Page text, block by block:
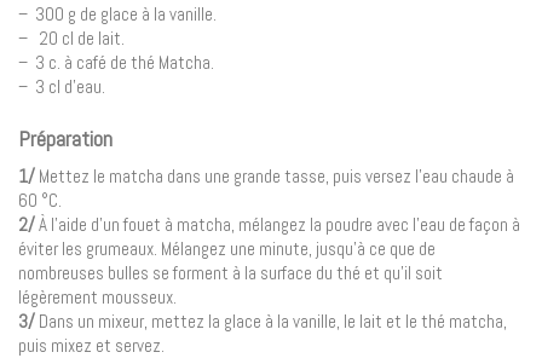
– 300 g de glace à la vanille.
– 20 cl de lait.
– 3 c. à café de thé Matcha.
– 3 cl d’eau.
Préparation
1/ Mettez le matcha dans une grande tasse, puis versez l’eau chaude à
60 °C.
2/À l’aide d’un fouet à matcha, mélangez la poudre avec l’eau de façon à
éviter les grumeaux. Mélangez une minute, jusqu’à ce que de
nombreuses bulles se forment à la surface du thé et qu’il soit
légèrement mousseux.
3/ Dans un mixeur, mettez la glace à la vanille, le lait et le thé matcha,
puis mixez et servez.